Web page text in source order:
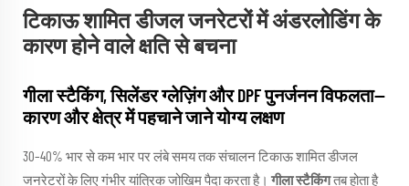
टिकाऊ शामित डीजल जनरेटरों में अंडरलोडिंग के
कारण होने वाले क्षति से बचना
गीला स्टैकिंग, सिलेंडर ग्लेज़िंग और DPF पुनर्जनन विफलता—
कारण और क्षेत्र में पहचाने जाने योग्य लक्षण
30–40% भार से कम भार पर लंबे समय तक संचालन टिकाऊ शामित डीजल
जनरेटरों के लिए गंभीर यांत्रिक जोखिम पैदा करता है। गीला स्टैकिंगतब होता है